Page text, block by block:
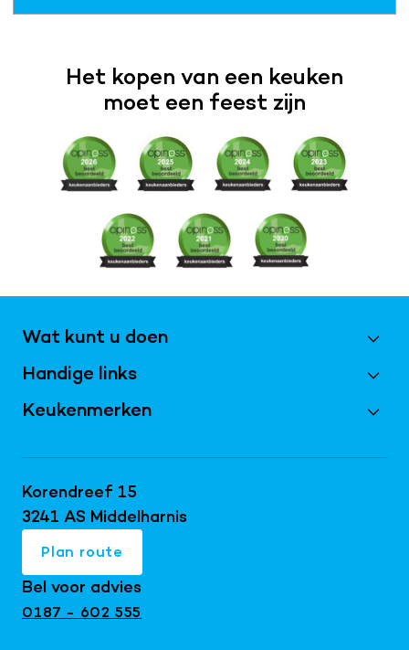
Het kopen van een keuken
moet een feest zijn
Wat kunt u doen
Maak een afspraak
Vraag magazine aan
Doe de virtuele tour
Keukeninspiratie blog
Keukenshowroom
Handige links
Best Beoordeeld 2026
Keukenrenovatie
Maatwerk interieur
Exclusieve keukens
Keukenmerken
next125 keukens
Mereno keukens
Korendreef 15
3241 AS Middelharnis
Plan route
Bel voor advies
0187 - 602 555